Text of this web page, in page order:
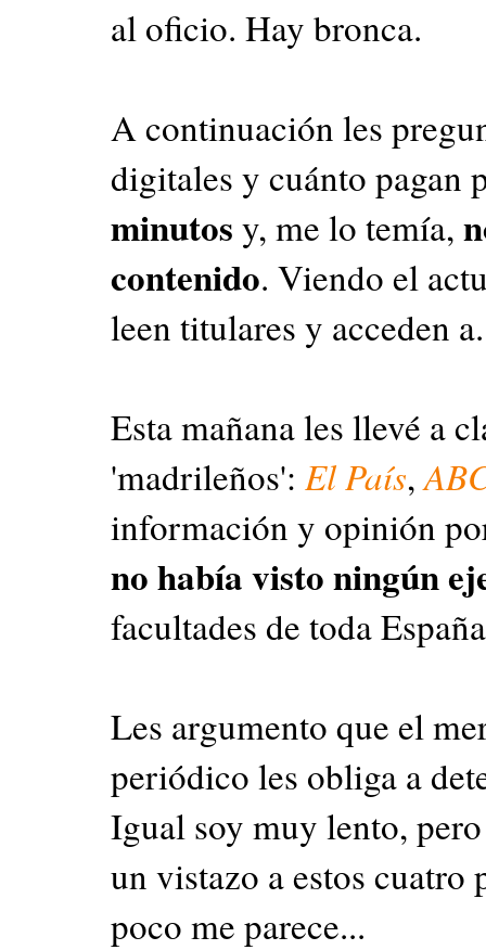
al oficio. Hay bronca.
A continuación les
digitales y cuánto pagan
minutos y, me lo temía,
contenido. Viendo el
leen titulares y acceden
Esta mañana les llevé a
'madrileños': El País,
información y opinión
no había visto ningún
facultades de toda
Les argumento que el
periódico les obliga a
Igual soy muy lento,
un vistazo a estos
poco me parece...